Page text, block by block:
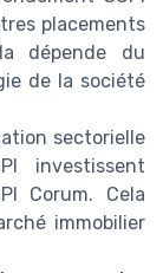
placements
dépende du
de la société
sectorielle
investissent
Corum. Cela
immobilier